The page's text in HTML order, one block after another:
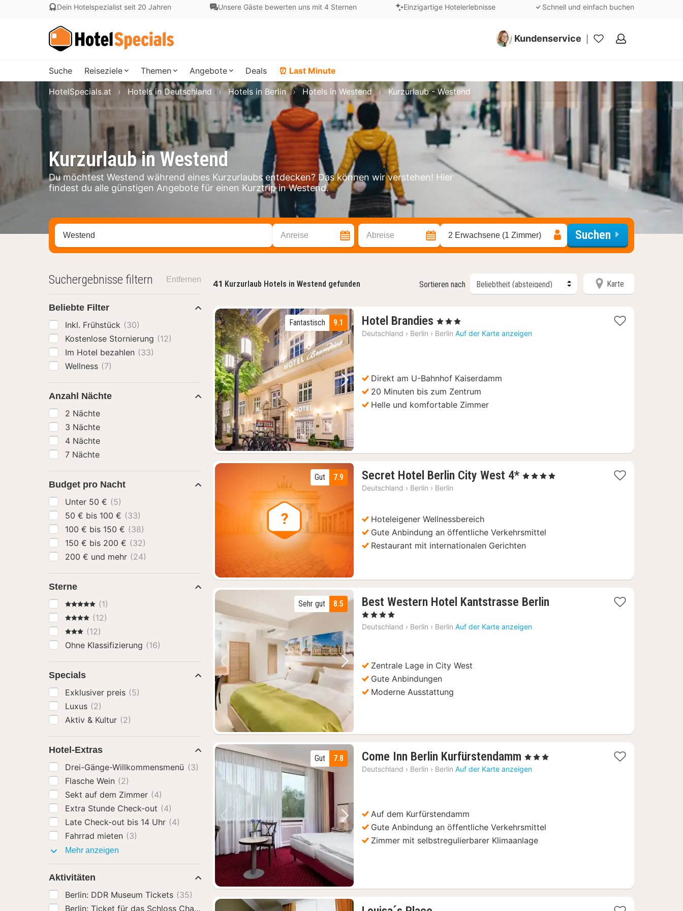
Dein Hotelspezialist seit 20 Jahren Unsere Gäste bewerten uns mit 4 Sternen Einzigartige Hotelerlebnisse Schnell und einfach buchen
Kundenservice
Meine
Suche Reiseziele Themen Angebote Deals ⏰ Last Minute
Kurzurlaub in Westend
Du möchtest Westend während eines Kurzurlaubs entdecken? Das können wir verstehen! Hier
findest du alle günstigen Angebote für einen Kurztrip in Westend.
HotelSpecials.at Hotels in Deutschland Hotels in Berlin Hotels in Westend Kurzurlaub - Westend
Stadt, Region oder Hotel suchen Anreise Abreise 2 Erwachsene (1 Zimmer) Suchen
41 Kurzurlaub Hotels in Westend gefunden Sortieren nach Karte
Vorheriges Bild Nächstes Bild
9.1
Fantastisch Hotel Brandies 1
Nacht
, 3 Sterne
Deutschland › Berlin › Berlin Auf der Karte anzeigen
Direkt am U-Bahnhof Kaiserdamm
20 Minuten bis zum Zentrum
Helle und komfortable Zimmer
7.9
Gut Secret Hotel Berlin City West 4* 1
, 4 Sterne
Deutschland › Berlin › Berlin
Hoteleigener Wellnessbereich
Gute Anbindung an öffentliche Verkehrsmittel
Restaurant mit internationalen Gerichten
Vorheriges Bild Nächstes Bild
8.5
Sehr gut Best Western Hotel Kantstrasse Berlin
, 4 Sterne
Deutschland › Berlin › Berlin Auf der Karte anzeigen
Zentrale Lage in City West
Gute Anbindungen
Moderne Ausstattung
Vorheriges Bild Nächstes Bild
7.8
Gut Come Inn Berlin Kurfürstendamm 1
Nacht
, 3 Sterne
Deutschland › Berlin › Berlin Auf der Karte anzeigen
Auf dem Kurfürstendamm
Gute Anbindung an öffentliche Verkehrsmittel
Zimmer mit selbstregulierbarer Klimaanlage
Suchergebnisse filtern Entfernen
Beliebte Filter
Inkl. Frühstück (30)
Kostenlose Stornierung (12)
Im Hotel bezahlen (33)
Wellness (7)
Anzahl Nächte
2 Nächte
3 Nächte
4 Nächte
7 Nächte
Budget pro Nacht
Unter 50 € (5)
50 € bis 100 € (33)
100 € bis 150 € (38)
150 € bis 200 € (32)
200 € und mehr (24)
Sterne
5 Sterne (1)
4 Sterne(12)
3 Sterne
(12)
Ohne Klassifizierung (16)
Specials
Exklusiver preis (5)
Luxus (2)
Aktiv & Kultur (2)
Hotel-Extras
Drei-Gänge-Willkommensmenü (3)
Flasche Wein (2)
Sekt auf dem Zimmer (4)
Extra Stunde Check-out (4)
Late Check-out bis 14 Uhr (4)
Fahrrad mieten (3)
Mehr anzeigen
Aktivitäten
Berlin: DDR Museum Tickets (35)
Berlin: Ticket für das Schloss Charlottenburg
(41)